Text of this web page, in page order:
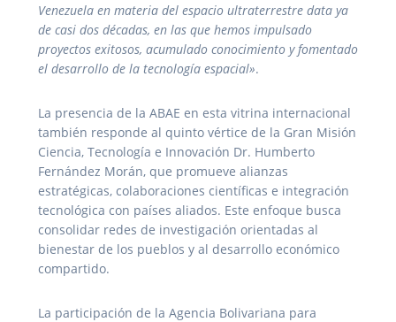
Venezuela en materia del espacio ultraterrestre data ya
de casi dos décadas, en las que hemos impulsado
proyectos exitosos, acumulado conocimiento y fomentado
el desarrollo de la tecnología espacial».
La presencia de la ABAE en esta vitrina internacional
también responde al quinto vértice de la Gran Misión
Ciencia, Tecnología e Innovación Dr. Humberto
Fernández Morán, que promueve alianzas
estratégicas, colaboraciones científicas e integración
tecnológica con países aliados. Este enfoque busca
consolidar redes de investigación orientadas al
bienestar de los pueblos y al desarrollo económico
compartido.
La participación de la Agencia Bolivariana para